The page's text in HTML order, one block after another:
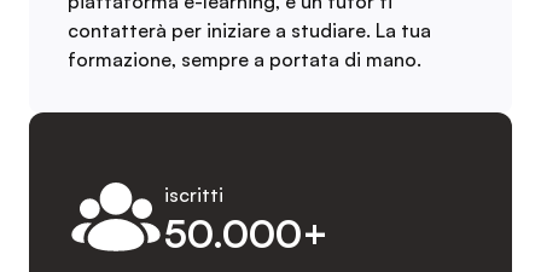
contatterà per iniziare a studiare. La tua
formazione, sempre a portata di mano.
50.000+
iscritti